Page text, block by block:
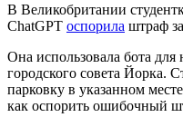
В Великобритании
ChatGPT оспорила штраф
Она использовала бота для
городского совета Йорка.
парковку в указанном
как оспорить ошибочный